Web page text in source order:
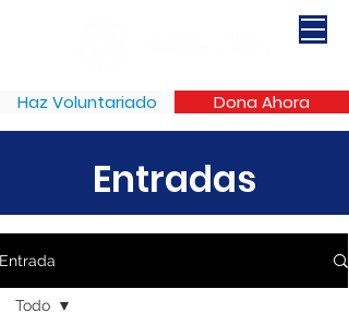
Haz Voluntariado Dona Ahora
Entradas
Entrada
Todo